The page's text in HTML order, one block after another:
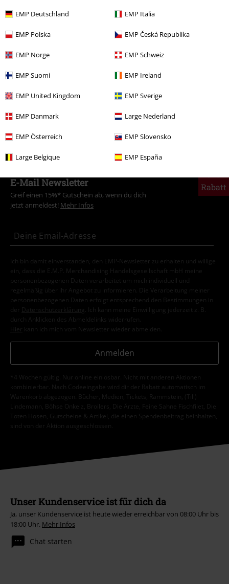
EMP Deutschland EMP Italia
EMP Polska EMP Česká Republika
EMP Norge EMP Schweiz
EMP Suomi EMP Ireland
EMP United Kingdom EMP Sverige
EMP Danmark Large Nederland
EMP Österreich EMP Slovensko
Large Belgique EMP España
Mehr Kategorien. Mehr Möglichkeiten.
Rabatt
E-Mail Newsletter
Greif einen 15%* Gutschein ab, wenn du dich
jetzt anmeldest! Mehr Infos
Ich bin damit einverstanden, den EMP-Newsletter zu erhalten und willige
ein, dass die E.M.P. Merchandising Handelsgesellschaft mbH meine
personenbezogenen Daten verarbeitet um mich individuell und
regelmäßig über ihr Angebot zu informieren. Die Verarbeitung meiner
personenbezogenen Daten erfolgt entsprechend den Bestimmungen in
der
Datenschutzerklärung
. Ich kann meine Einwilligung jederzeit z. B.
durch Anklicken des Abmeldelinks widerrufen.
Hier kann ich mich vom Newsletter wieder abmelden.
Anmelden
*4 Wochen gültig. Nur online einlösbar. Nicht mit anderen Aktionen
kombinierbar. Nach Codeeingabe wird dir der Rabatt automatisch im
Warenkorb abgezogen. Bücher, Medien, Tickets, Rammstein, (Till)
Lindemann, Böhse Onkelz, Broilers, Die Ärzte, Feine Sahne Fischfilet, Die
Toten Hosen, Gutscheine & Artikel, die einen Spendenbeitrag beinhalten,
sind von der Aktion ausgeschlossen.
Unser Kundenservice ist für dich da
Ja, unser Kundenservice ist heute wieder erreichbar von 08:00 Uhr bis
18:00 Uhr. Mehr Infos
Chat starten